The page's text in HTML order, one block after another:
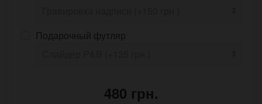
Подарочный футляр
480 грн.